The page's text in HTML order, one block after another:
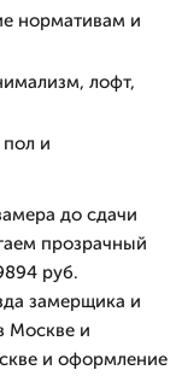
нормативам и
лофт,
и
до сдачи
прозрачный
руб.
замерщика и
Москве и
и оформление